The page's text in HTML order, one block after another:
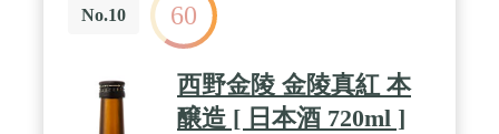
No.10 60
西野金陵 金陵真紅 本
醸造 [ 日本酒 720ml ]